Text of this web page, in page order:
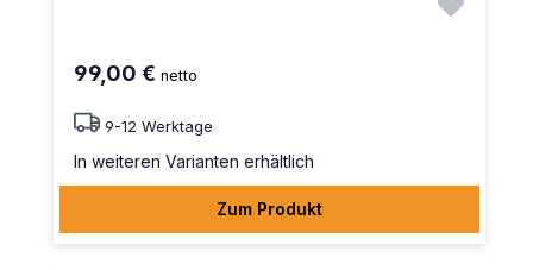
99,00 € netto
9-12 Werktage
In weiteren Varianten erhältlich
Zum Produkt